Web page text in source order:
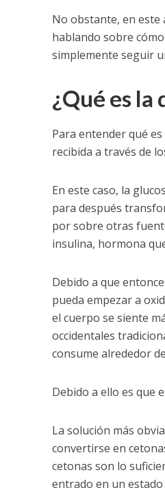
No obstante, en este
hablando sobre
simplemente seguir
¿Qué es
Para entender qué
recibida a través de
En este caso, la
para después
por sobre otras
insulina, hormona
Debido a que
pueda empezar a
el cuerpo se siente
occidentales
consume alrededor
Debido a ello es que
La solución más
convertirse en
cetonas son lo
entrado en un